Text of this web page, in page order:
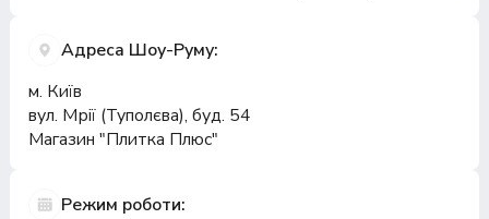
Адреса Шоу-Руму:
м. Київ
вул. Мрії (Туполєва), буд. 54
Магазин "Плитка Плюс"
Режим роботи: